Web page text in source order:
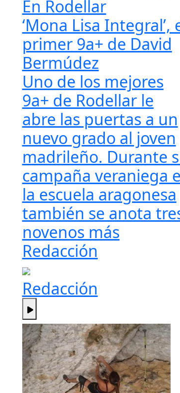
En Rodellar
‘Mona Lisa Integral’,
primer 9a+ de David
Bermúdez
Uno de los mejores
9a+ de Rodellar le
abre las puertas a un
nuevo grado al joven
madrileño. Durante
campaña veraniega
la escuela aragonesa
también se anota
novenos más
Redacción
Redacción